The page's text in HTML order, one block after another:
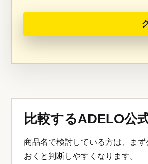
比較するADELO公
商品名で検討している方は、ま
おくと判断しやすくなります。